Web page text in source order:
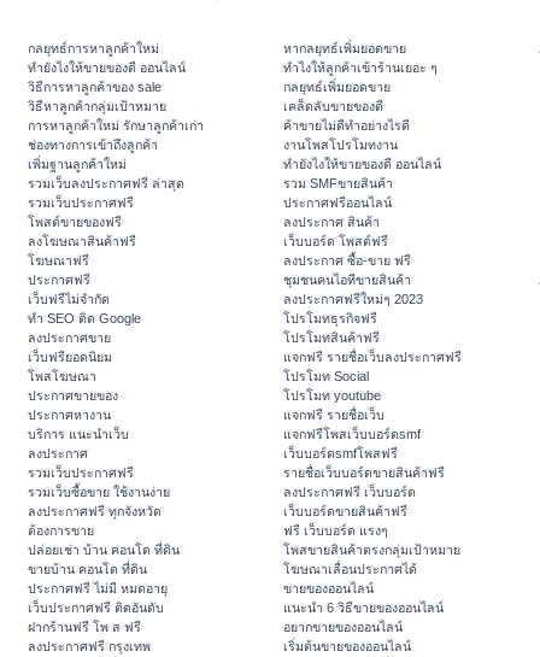
กลยุทธ์การหาลูกค้าใหม่
ทํายังไงให้ขายของดี ออนไลน์
วิธีการหาลูกค้าของ sale
วิธีหาลูกค้ากลุ่มเป้าหมาย
การหาลูกค้าใหม่ รักษาลูกค้าเก่า
ช่องทางการเข้าถึงลูกค้า
เพิ่มฐานลูกค้าใหม่
รวมเว็บลงประกาศฟรี ล่าสุด
รวมเว็บประกาศฟรี
โพสต์ขายของฟรี
ลงโฆษณาสินค้าฟรี
โฆษณาฟรี
ประกาศฟรี
เว็บฟรีไม่จำกัด
ทำ SEO ติด Google
ลงประกาศขาย
เว็บฟรียอดนิยม
โพสโฆษณา
ประกาศขายของ
ประกาศหางาน
บริการ แนะนำเว็บ
ลงประกาศ
รวมเว็บประกาศฟรี
รวมเว็บซื้อขาย ใช้งานง่าย
ลงประกาศฟรี ทุกจังหวัด
ต้องการขาย
ปล่อยเช่า บ้าน คอนโด ที่ดิน
ขายบ้าน คอนโด ที่ดิน
ประกาศฟรี ไม่มี หมดอายุ
เว็บประกาศฟรี ติดอันดับ
ฝากร้านฟรี โพ ส ฟรี
ลงประกาศฟรี กรุงเทพ
หากลยุทธ์เพิ่มยอดขาย
ทําไงให้ลูกค้าเข้าร้านเยอะ ๆ
กลยุทธ์เพิ่มยอดขาย
เคล็ดลับขายของดี
ค้าขายไม่ดีทำอย่างไรดี
งานโพสโปรโมทงาน
ทํายังไงให้ขายของดี ออนไลน์
รวม SMFขายสินค้า
ประกาศฟรีออนไลน์
ลงประกาศ สินค้า
เว็บบอร์ด โพสต์ฟรี
ลงประกาศ ซื้อ-ขาย ฟรี
ชุมชนคนไอทีขายสินค้า
ลงประกาศฟรีใหม่ๆ 2023
โปรโมทธุรกิจฟรี
โปรโมทสินค้าฟรี
แจกฟรี รายชื่อเว็บลงประกาศฟรี
โปรโมท Social
โปรโมท youtube
แจกฟรี รายชื่อเว็บ
แจกฟรีโพสเว็บบอร์ดsmf
เว็บบอร์ดsmfโพสฟรี
รายชื่อเว็บบอร์ดขายสินค้าฟรี
ลงประกาศฟรี เว็บบอร์ด
เว็บบอร์ดขายสินค้าฟรี
ฟรี เว็บบอร์ด แรงๆ
โพสขายสินค้าตรงกลุ่มเป้าหมาย
โฆษณาเลื่อนประกาศได้
ขายของออนไลน์
แนะนำ 6 วิธีขายของออนไลน์
อยากขายของออนไลน์
เริ่มต้นขายของออนไลน์